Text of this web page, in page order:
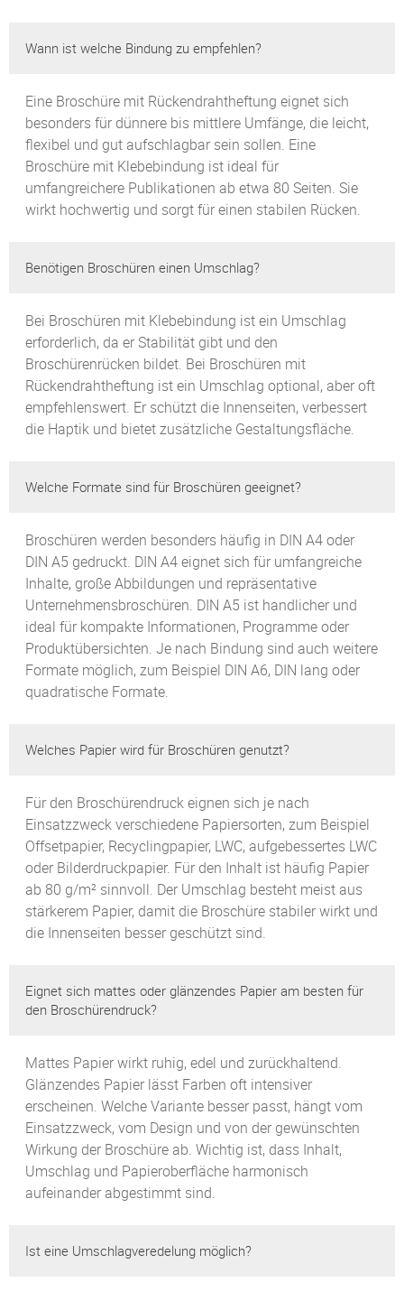
Wann ist welche Bindung zu empfehlen?
Eine Broschüre mit Rückendrahtheftung eignet sich
besonders für dünnere bis mittlere Umfänge, die leicht,
flexibel und gut aufschlagbar sein sollen. Eine
Broschüre mit Klebebindung ist ideal für
umfangreichere Publikationen ab etwa 80 Seiten. Sie
wirkt hochwertig und sorgt für einen stabilen Rücken.
Benötigen Broschüren einen Umschlag?
Bei Broschüren mit Klebebindung ist ein Umschlag
erforderlich, da er Stabilität gibt und den
Broschürenrücken bildet. Bei Broschüren mit
Rückendrahtheftung ist ein Umschlag optional, aber oft
empfehlenswert. Er schützt die Innenseiten, verbessert
die Haptik und bietet zusätzliche Gestaltungsfläche.
Welche Formate sind für Broschüren geeignet?
Broschüren werden besonders häufig in DIN A4 oder
DIN A5 gedruckt. DIN A4 eignet sich für umfangreiche
Inhalte, große Abbildungen und repräsentative
Unternehmensbroschüren. DIN A5 ist handlicher und
ideal für kompakte Informationen, Programme oder
Produktübersichten. Je nach Bindung sind auch weitere
Formate möglich, zum Beispiel DIN A6, DIN lang oder
quadratische Formate.
Welches Papier wird für Broschüren genutzt?
Für den Broschürendruck eignen sich je nach
Einsatzzweck verschiedene Papiersorten, zum Beispiel
Offsetpapier, Recyclingpapier, LWC, aufgebessertes LWC
oder Bilderdruckpapier. Für den Inhalt ist häufig Papier
ab 80 g/m² sinnvoll. Der Umschlag besteht meist aus
stärkerem Papier, damit die Broschüre stabiler wirkt und
die Innenseiten besser geschützt sind.
Eignet sich mattes oder glänzendes Papier am besten für
den Broschürendruck?
Mattes Papier wirkt ruhig, edel und zurückhaltend.
Glänzendes Papier lässt Farben oft intensiver
erscheinen. Welche Variante besser passt, hängt vom
Einsatzzweck, vom Design und von der gewünschten
Wirkung der Broschüre ab. Wichtig ist, dass Inhalt,
Umschlag und Papieroberfläche harmonisch
aufeinander abgestimmt sind.
Ist eine Umschlagveredelung möglich?